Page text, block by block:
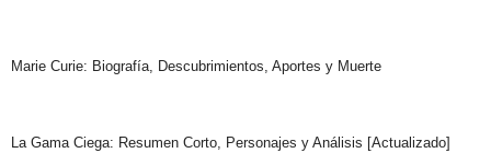
Marie Curie: Biografía, Descubrimientos, Aportes y Muerte
La Gama Ciega: Resumen Corto, Personajes y Análisis [Actualizado]